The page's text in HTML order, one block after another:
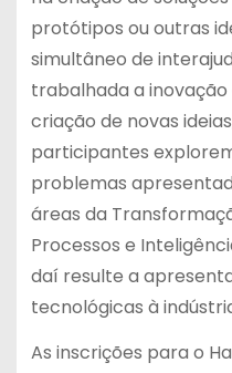
protótipos ou outras
simultâneo de
trabalhada a
criação de novas
participantes
problemas
áreas da
Processos e
daí resulte a
tecnológicas à
As inscrições para o